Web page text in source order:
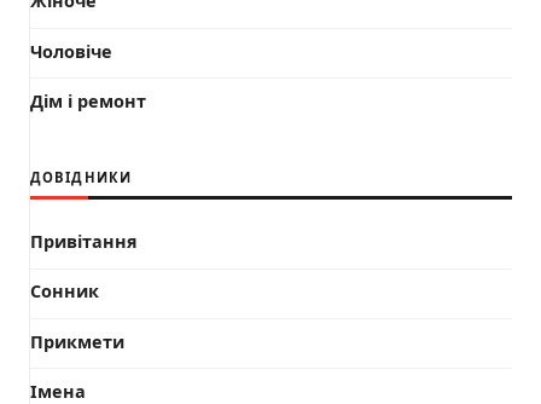
Чоловіче
Дім і ремонт
ДОВІДНИКИ
Привітання
Сонник
Прикмети
Імена